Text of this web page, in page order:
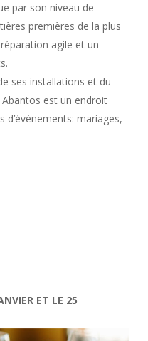
par son niveau de
premières de la plus
agile et un
ses installations et du
est un endroit
mariages,
ET LE 25